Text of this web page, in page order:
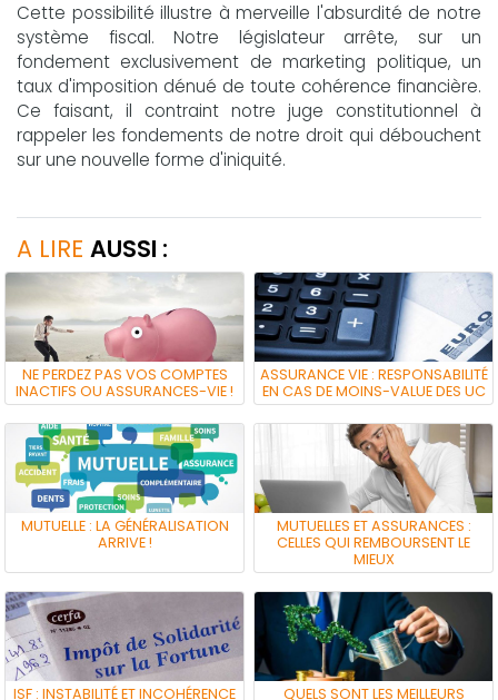
Cette possibilité illustre à merveille l'absurdité de notre
système fiscal. Notre législateur arrête, sur un
fondement exclusivement de marketing politique, un
taux d'imposition dénué de toute cohérence financière.
Ce faisant, il contraint notre juge constitutionnel à
rappeler les fondements de notre droit qui débouchent
sur une nouvelle forme d'iniquité.
A LIRE AUSSI :
NE PERDEZ PAS VOS COMPTES
INACTIFS OU ASSURANCES-VIE !
ASSURANCE VIE : RESPONSABILITÉ
EN CAS DE MOINS-VALUE DES UC
MUTUELLE : LA GÉNÉRALISATION
ARRIVE !
MUTUELLES ET ASSURANCES :
CELLES QUI REMBOURSENT LE
MIEUX
ISF : INSTABILITÉ ET INCOHÉRENCE
QUELS SONT LES MEILLEURS